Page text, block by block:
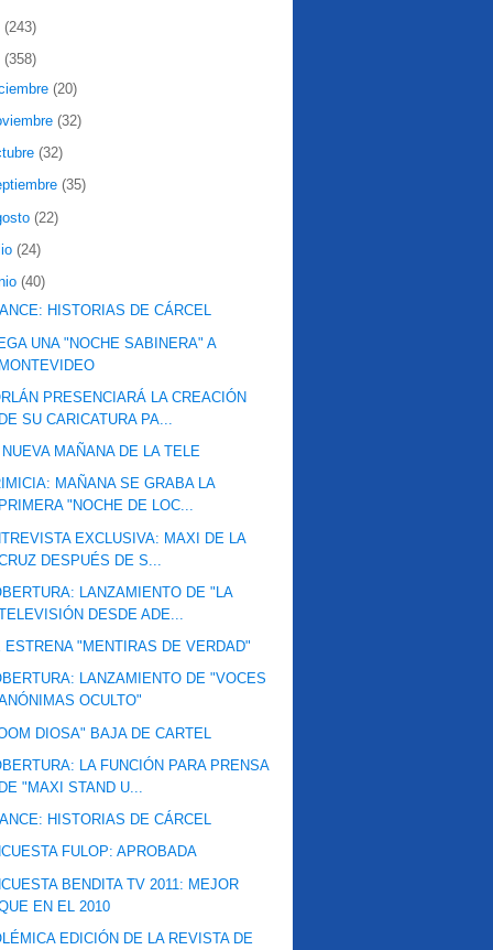
(243)
(358)
(20)
(32)
(32)
(35)
(22)
(24)
(40)
HISTORIAS DE CÁRCEL
UNA "NOCHE SABINERA" A
PRESENCIARÁ LA CREACIÓN
SU CARICATURA PA...
NUEVA MAÑANA DE LA TELE
MAÑANA SE GRABA LA
"NOCHE DE LOC...
EXCLUSIVA: MAXI DE LA
DESPUÉS DE S...
LANZAMIENTO DE "LA
DESDE ADE...
ESTRENA "MENTIRAS DE VERDAD"
LANZAMIENTO DE "VOCES
OCULTO"
DIOSA" BAJA DE CARTEL
LA FUNCIÓN PARA PRENSA
"MAXI STAND U...
HISTORIAS DE CÁRCEL
FULOP: APROBADA
BENDITA TV 2011: MEJOR
EN EL 2010
EDICIÓN DE LA REVISTA DE